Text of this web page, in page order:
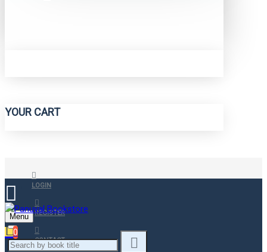
YOUR CART
LOGIN
REGISTER
CONTACT
Menu
0